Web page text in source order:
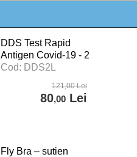
DDS Test Rapid
Antigen Covid-19 - 2
buc
Cod: DDS2L
121,00Lei
80,00Lei
Fly Bra – sutien